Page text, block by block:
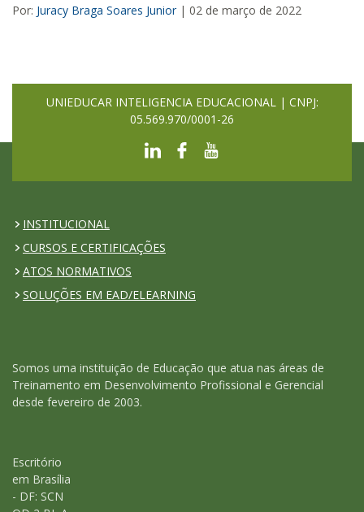
Por: Juracy Braga Soares Junior| 02 de março de 2022
UNIEDUCAR INTELIGENCIA EDUCACIONAL | CNPJ:
05.569.970/0001-26
INSTITUCIONAL
CURSOS E CERTIFICAÇÕES
ATOS NORMATIVOS
SOLUÇÕES EM EAD/ELEARNING
Somos uma instituição de Educação que atua nas áreas de
Treinamento em Desenvolvimento Profissional e Gerencial
desde fevereiro de 2003.
Escritório
em Brasília
- DF: SCN